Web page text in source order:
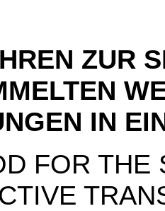
ZUR
IN
FOR THE